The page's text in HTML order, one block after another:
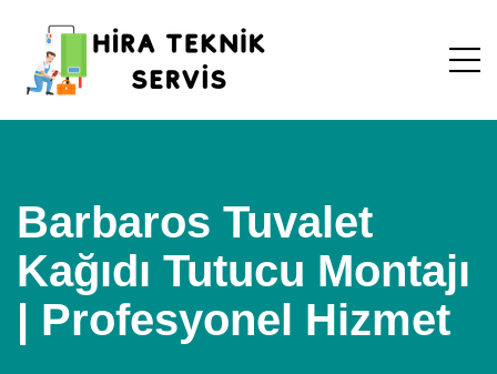
Barbaros Tuvalet
Kağıdı Tutucu Montajı
| Profesyonel Hizmet